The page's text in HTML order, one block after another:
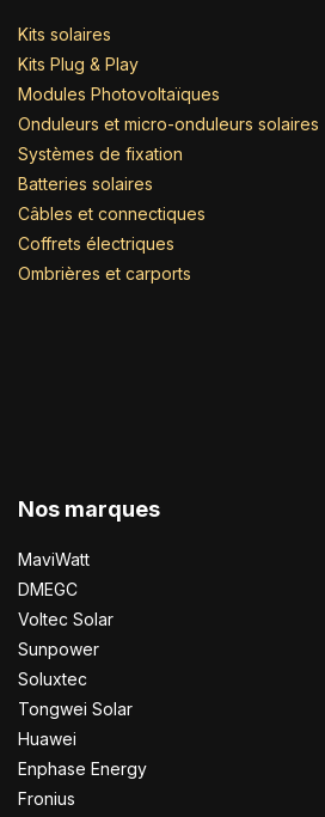
Kits solaires
Kits Plug & Play
Modules Photovoltaïques
Onduleurs et micro-onduleurs solaires
Systèmes de fixation
Batteries solaires
Câbles et connectiques
Coffrets électriques
Ombrières et carports
Nos marques
MaviWatt
DMEGC
Voltec Solar
Sunpower
Soluxtec
Tongwei Solar
Huawei
Enphase Energy
Fronius